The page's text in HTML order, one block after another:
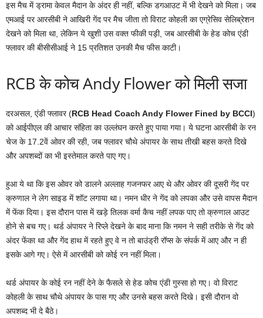
इस मैच में ड्रामा केवल मैदान के अंदर ही नहीं, बल्कि डगआउट में भी देखने को मिला। जब
एमआई पर आरसीबी ने आखिरी गेंद पर मैच जीता तो विराट कोहली का एग्रेसिव सेलिब्रेशन
देखने को मिला था, लेकिन ये खुशी उस वक्त फीकी पड़ी, जब आरसीबी के हेड कोच एंडी
फ्लावर की बीसीसीआई ने 15 प्रतिशत उनकी मैच फीस काटी।
RCB के कोच Andy Flower को मिली सजा
दरअसल, एंडी फ्लावर (RCB Head Coach Andy Flower Fined by BCCI)
को आईपीएल की आचार संहिता का उल्लंघन करते हुए पाया गया। ये घटना आरसीबी के रन
चेज के 17.2वें ओवर की रही, जब फ्लावर चौथे अंपायर के साथ तीखी बहस करते दिखे
और अपशब्दों का भी इस्तेमाल करते पाए गए।
हुआ ये था कि इस ओवर को डालने अल्लाह गजनफर आए थे और ओवर की दूसरी गेंद पर
क्रुणाल ने लेग साइड में शॉट लगाया था। नमन धीर ने गेंद को लपका और उसे वापस मैदान
में फेंक दिया। इस दौरान पास में खड़े तिलक वर्मा कैच नहीं लपक पाए तो क्रुणाल आउट
होने से बच गए। थर्ड अंपायर ने रिप्ले देखने के बाद माना कि नमन ने सही तरीके से गेंद को
अंदर फेंका था और गेंद हाथ में रहते हुए वे न तो बाउंड्री रॉप्स के संपर्क में आए और न ही
इसके आगे गए। ऐसे में आरसीबी को कोई रन नहीं मिला।
थर्ड अंपायर के कोई रन नहीं देने के फैसले से हेड कोच एंडी गुस्सा हो गए। वो विराट
कोहली के साथ चौथे अंपायर के पास गए और उनसे बहस करते दिखे। इसी दौरान वो
अपशब्द भी दे बैठे।